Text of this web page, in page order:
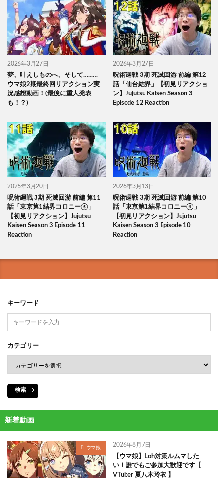
2026年3月27日
夢、叶えしものへ、そして………
ウマ娘2期最終回リアクション実
況感想動画！(最後に重大発表
も！？)
2026年3月27日
呪術廻戦 3期 死滅回游 前編 第12
話「仙台結界」【初見リアクショ
ン】Jujutsu Kaisen Season 3
Episode 12 Reaction
2026年3月20日
呪術廻戦 3期 死滅回游 前編 第11
話「東京第1結界コロニー⑤」
【初見リアクション】Jujutsu
Kaisen Season 3 Episode 11
Reaction
2026年3月13日
呪術廻戦 3期 死滅回游 前編 第10
話「東京第1結界コロニー④」
【初見リアクション】Jujutsu
Kaisen Season 3 Episode 10
Reaction
キーワード
カテゴリー
検索
新着動画
ウマ娘 2026年8月7日
【ウマ娘】Loh対策ルムマした
い！誰でもご参加大歓迎です【
VTuber 夏八木玲衣 】